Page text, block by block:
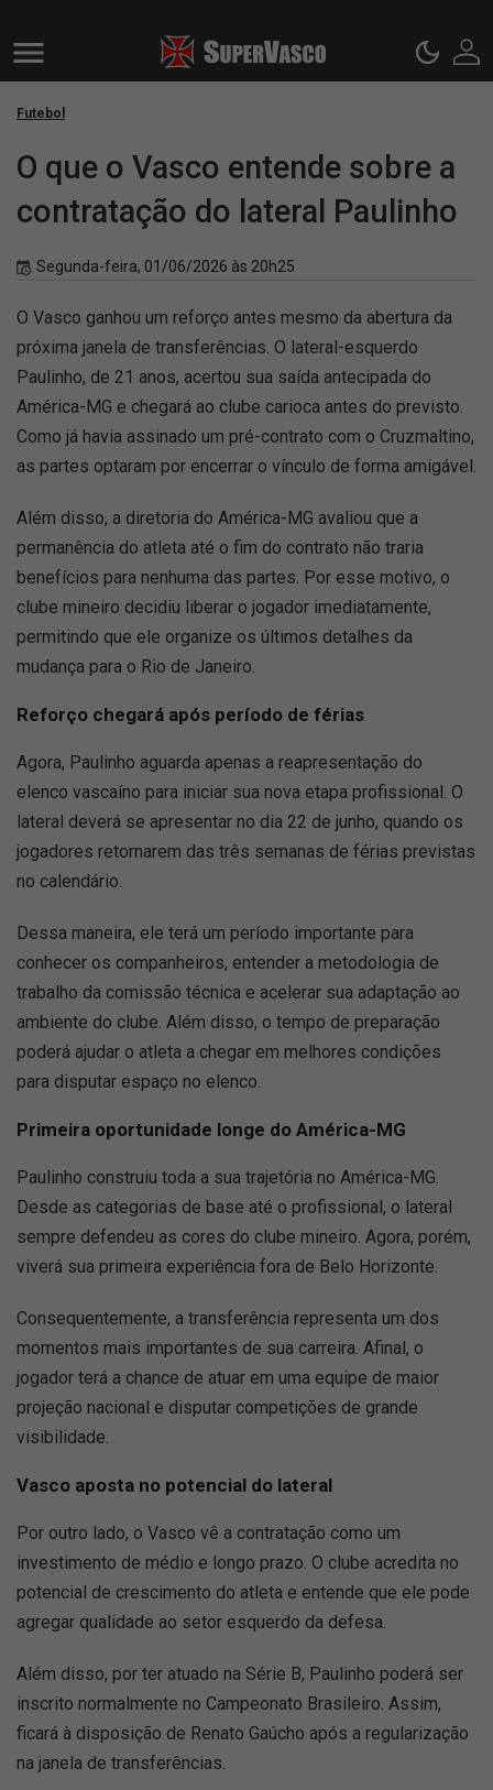
Futebol
O que o Vasco entende sobre a
contratação do lateral Paulinho
Segunda-feira, 01/06/2026 às 20h25
O Vasco ganhou um reforço antes mesmo da abertura da
próxima janela de transferências. O lateral-esquerdo
Paulinho, de 21 anos, acertou sua saída antecipada do
América-MG e chegará ao clube carioca antes do previsto.
Como já havia assinado um pré-contrato com o Cruzmaltino,
as partes optaram por encerrar o vínculo de forma amigável.
Além disso, a diretoria do América-MG avaliou que a
permanência do atleta até o fim do contrato não traria
benefícios para nenhuma das partes. Por esse motivo, o
clube mineiro decidiu liberar o jogador imediatamente,
permitindo que ele organize os últimos detalhes da
mudança para o Rio de Janeiro.
Reforço chegará após período de férias
Agora, Paulinho aguarda apenas a reapresentação do
elenco vascaíno para iniciar sua nova etapa profissional. O
lateral deverá se apresentar no dia 22 de junho, quando os
jogadores retornarem das três semanas de férias previstas
no calendário.
Dessa maneira, ele terá um período importante para
conhecer os companheiros, entender a metodologia de
trabalho da comissão técnica e acelerar sua adaptação ao
ambiente do clube. Além disso, o tempo de preparação
poderá ajudar o atleta a chegar em melhores condições
para disputar espaço no elenco.
Primeira oportunidade longe do América-MG
Paulinho construiu toda a sua trajetória no América-MG.
Desde as categorias de base até o profissional, o lateral
sempre defendeu as cores do clube mineiro. Agora, porém,
viverá sua primeira experiência fora de Belo Horizonte.
Consequentemente, a transferência representa um dos
momentos mais importantes de sua carreira. Afinal, o
jogador terá a chance de atuar em uma equipe de maior
projeção nacional e disputar competições de grande
visibilidade.
Vasco aposta no potencial do lateral
Por outro lado, o Vasco vê a contratação como um
investimento de médio e longo prazo. O clube acredita no
potencial de crescimento do atleta e entende que ele pode
agregar qualidade ao setor esquerdo da defesa.
Além disso, por ter atuado na Série B, Paulinho poderá ser
inscrito normalmente no Campeonato Brasileiro. Assim,
ficará à disposição de Renato Gaúcho após a regularização
na janela de transferências.